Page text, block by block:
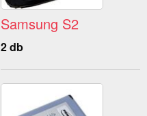
Samsung S2
2 db